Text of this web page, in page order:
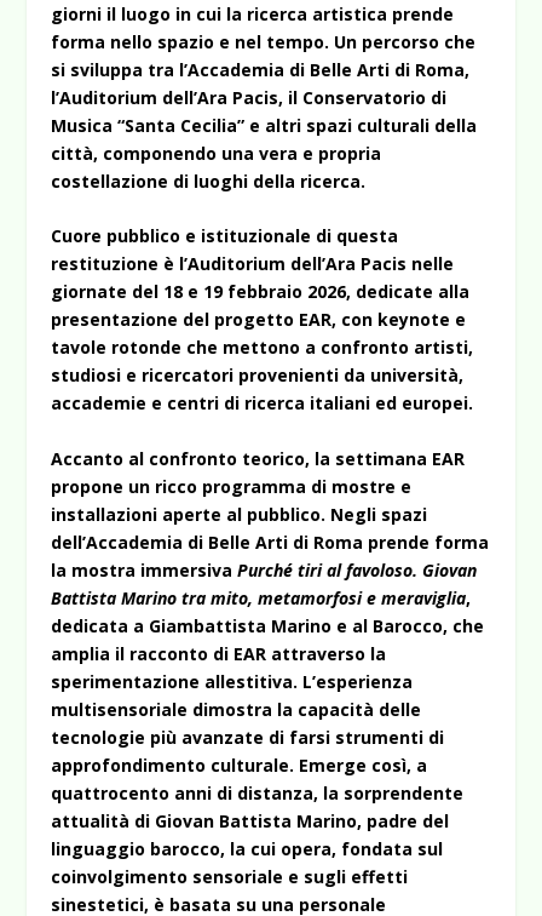
giorni il luogo in cui la ricerca artistica prende
forma nello spazio e nel tempo. Un percorso che
si sviluppa tra l’Accademia di Belle Arti di Roma,
l’Auditorium dell’Ara Pacis, il Conservatorio di
Musica “Santa Cecilia” e altri spazi culturali della
città, componendo una vera e propria
costellazione di luoghi della ricerca.
Cuore pubblico e istituzionale di questa
restituzione è l’Auditorium dell’Ara Pacis nelle
giornate del 18 e 19 febbraio 2026, dedicate alla
presentazione del progetto EAR, con keynote e
tavole rotonde che mettono a confronto artisti,
studiosi e ricercatori provenienti da università,
accademie e centri di ricerca italiani ed europei.
Accanto al confronto teorico, la settimana EAR
propone un ricco programma di mostre e
installazioni aperte al pubblico. Negli spazi
dell’Accademia di Belle Arti di Roma prende forma
la mostra immersivaPurché tiri al favoloso. Giovan
Battista Marino tra mito, metamorfosi e meraviglia,
dedicata a Giambattista Marino e al Barocco, che
amplia il racconto di EAR attraverso la
sperimentazione allestitiva. L’esperienza
multisensoriale dimostra la capacità delle
tecnologie più avanzate di farsi strumenti di
approfondimento culturale. Emerge così, a
quattrocento anni di distanza, la sorprendente
attualità di Giovan Battista Marino, padre del
linguaggio barocco, la cui opera, fondata sul
coinvolgimento sensoriale e sugli effetti
sinestetici, è basata su una personale